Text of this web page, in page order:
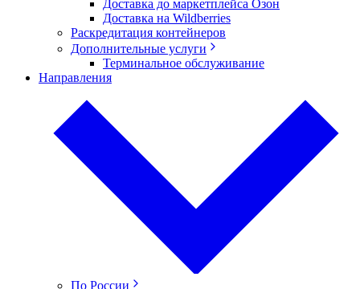
Доставка до маркетплейса Озон
Доставка на Wildberries
Раскредитация контейнеров
Дополнительные услуги
Терминальное обслуживание
Направления
По России